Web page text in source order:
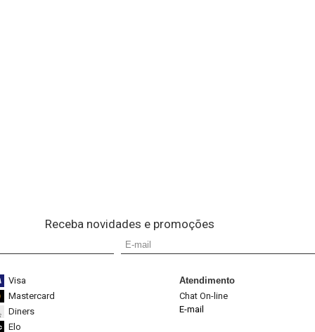
Receba novidades e promoções
Visa
Mastercard
Diners
Elo
Atendimento
Chat On-line
E-mail